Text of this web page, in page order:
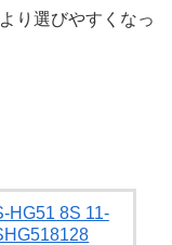
り選びやすくなっ
HG51 8S 11-